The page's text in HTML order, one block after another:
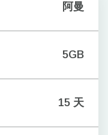
阿曼
5GB
15 天